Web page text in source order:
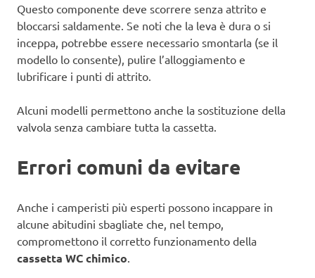
Questo componente deve scorrere senza attrito e
bloccarsi saldamente. Se noti che la leva è dura o si
inceppa, potrebbe essere necessario smontarla (se il
modello lo consente), pulire l’alloggiamento e
lubrificare i punti di attrito.
Alcuni modelli permettono anche la sostituzione della
valvola senza cambiare tutta la cassetta.
Errori comuni da evitare
Anche i camperisti più esperti possono incappare in
alcune abitudini sbagliate che, nel tempo,
compromettono il corretto funzionamento della
cassetta WC chimico